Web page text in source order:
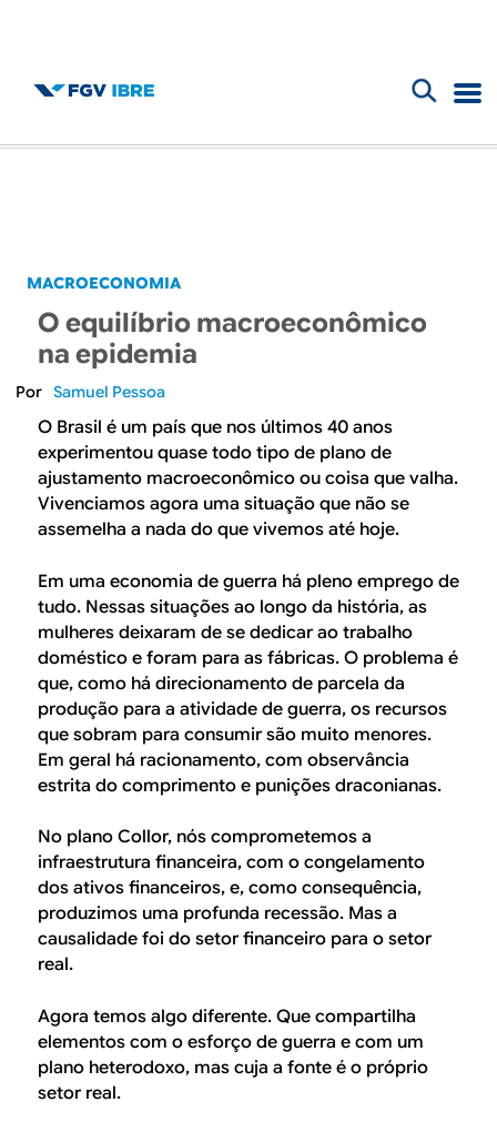
B
g
o
B
o
l
á
i
o
d
e
b
u
s
c
a
MACROECONOMIA
O equilíbrio macroeconômico
na epidemia
Samuel Pessoa
O Brasil é um país que nos últimos 40 anos
experimentou quase todo tipo de plano de
ajustamento macroeconômico ou coisa que valha.
Vivenciamos agora uma situação que não se
assemelha a nada do que vivemos até hoje.
Em uma economia de guerra há pleno emprego de
tudo. Nessas situações ao longo da história, as
mulheres deixaram de se dedicar ao trabalho
doméstico e foram para as fábricas. O problema é
que, como há direcionamento de parcela da
produção para a atividade de guerra, os recursos
que sobram para consumir são muito menores.
Em geral há racionamento, com observância
estrita do comprimento e punições draconianas.
No plano Collor, nós comprometemos a
infraestrutura financeira, com o congelamento
dos ativos financeiros, e, como consequência,
produzimos uma profunda recessão. Mas a
causalidade foi do setor financeiro para o setor
real.
Agora temos algo diferente. Que compartilha
elementos com o esforço de guerra e com um
plano heterodoxo, mas cuja a fonte é o próprio
setor real.